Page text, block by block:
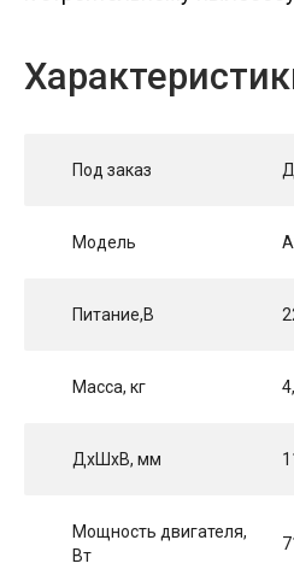
Под заказ
Модель
Питание,В
Масса, кг
ДхШхВ, мм
Мощность двигателя,
Вт